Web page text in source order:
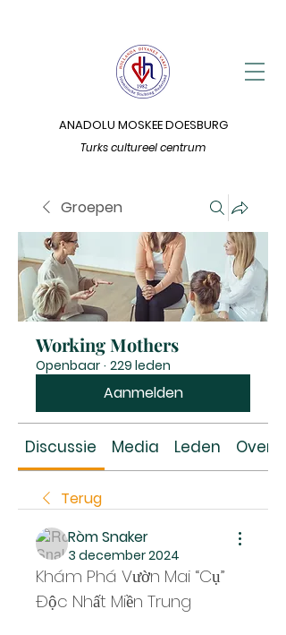
Turks cultureel centrum
ANADOLU MOSKEE DOESBURG
Groepen
Working Mothers
Openbaar · 229 leden
Aanmelden
Discussie Media Leden Over
Terug
Ròm Snaker
3 december 2024
Khám Phá Vườn Mai “Cụ”
Độc Nhất Miền Trung